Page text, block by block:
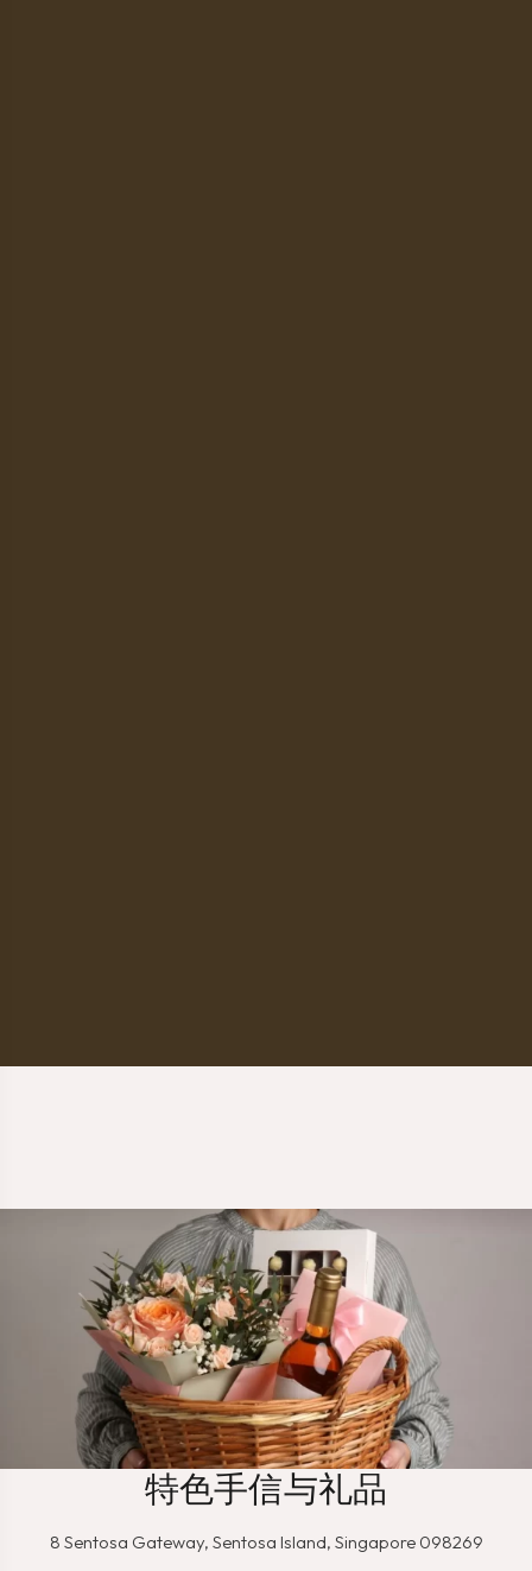
特色手信与礼品
8 Sentosa Gateway, Sentosa Island, Singapore 098269